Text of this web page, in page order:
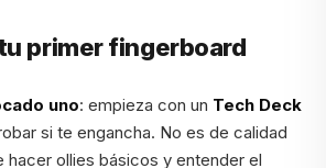
primer fingerboard
uno: empieza con un Tech Deck
si te engancha. No es de calidad
hacer ollies básicos y entender el